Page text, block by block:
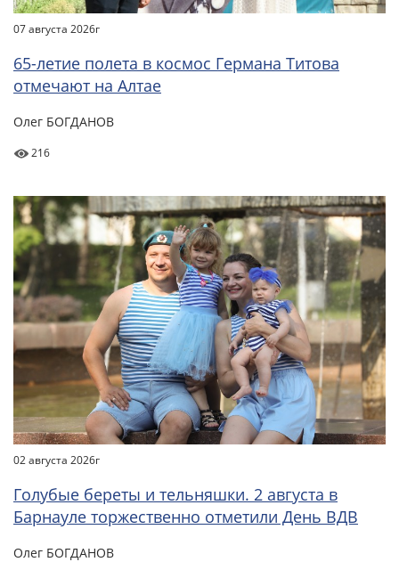
07 августа 2026г
65-летие полета в космос Германа Титова
отмечают на Алтае
Олег БОГДАНОВ
216
02 августа 2026г
Голубые береты и тельняшки. 2 августа в
Барнауле торжественно отметили День ВДВ
Олег БОГДАНОВ